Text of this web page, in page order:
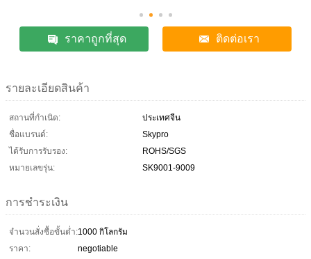
ราคาถูกที่สุด ติดต่อเรา
รายละเอียดสินค้า
สถานที่กำเนิด:
ประเทศจีน
ชื่อแบรนด์:
Skypro
ได้รับการรับรอง:
ROHS/SGS
หมายเลขรุ่น:
SK9001-9009
การชำระเงิน
จำนวนสั่งซื้อขั้นต่ำ:1000 กิโลกรัม
ราคา:
negotiable